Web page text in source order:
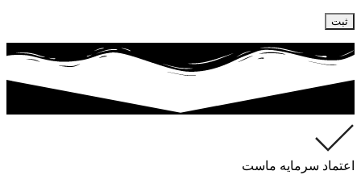
اعتماد سرمایه ماست